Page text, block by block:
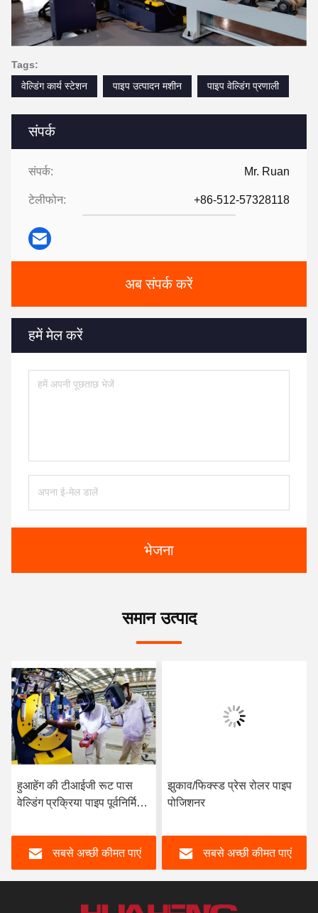
संपर्क
संपर्क: Mr. Ruan
टेलीफोन: +86-512-57328118
अब संपर्क करें
हमें मेल करें
भेजना
Tags:
वेल्डिंग कार्य स्टेशन
पाइप उत्पादन मशीन पाइप वेल्डिंग प्रणाली
समान उत्पाद
हुआहेंग की टीआईजी रूट पास
वेल्डिंग प्रक्रिया पाइप पूर्वनिर्मित
सबसे अच्छी कीमत पाएं
झुकाव/फिक्स्ड प्रेस रोलर पाइप
पोजिशनर
सबसे अच्छी कीमत पाएं